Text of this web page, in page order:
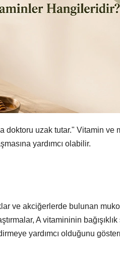
uzak tutar." Vitamin ve
yardımcı olabilir.
ve akciğerlerde bulunan
A vitamininin
yardımcı olduğunu